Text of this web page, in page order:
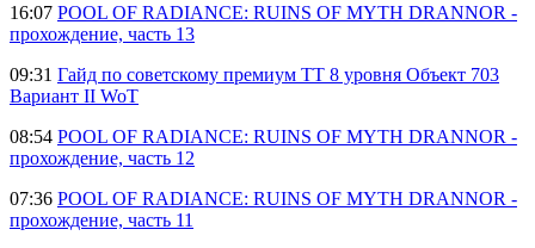
16:07 POOL OF RADIANCE: RUINS OF MYTH DRANNOR -
прохождение, часть 13
09:31 Гайд по советскому премиум ТТ 8 уровня Объект 703
Вариант II WoT
08:54 POOL OF RADIANCE: RUINS OF MYTH DRANNOR -
прохождение, часть 12
07:36 POOL OF RADIANCE: RUINS OF MYTH DRANNOR -
прохождение, часть 11